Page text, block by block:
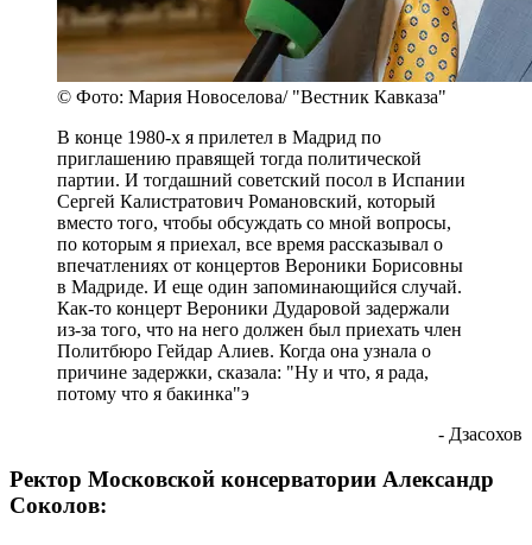
© Фото: Мария Новоселова/ "Вестник Кавказа"
В конце 1980-х я прилетел в Мадрид по
приглашению правящей тогда политической
партии. И тогдашний советский посол в Испании
Сергей Калистратович Романовский, который
вместо того, чтобы обсуждать со мной вопросы,
по которым я приехал, все время рассказывал о
впечатлениях от концертов Вероники Борисовны
в Мадриде. И еще один запоминающийся случай.
Как-то концерт Вероники Дударовой задержали
из-за того, что на него должен был приехать член
Политбюро Гейдар Алиев. Когда она узнала о
причине задержки, сказала: "Ну и что, я рада,
потому что я бакинка"э
- Дзасохов
Ректор Московской консерватории Александр
Соколов: